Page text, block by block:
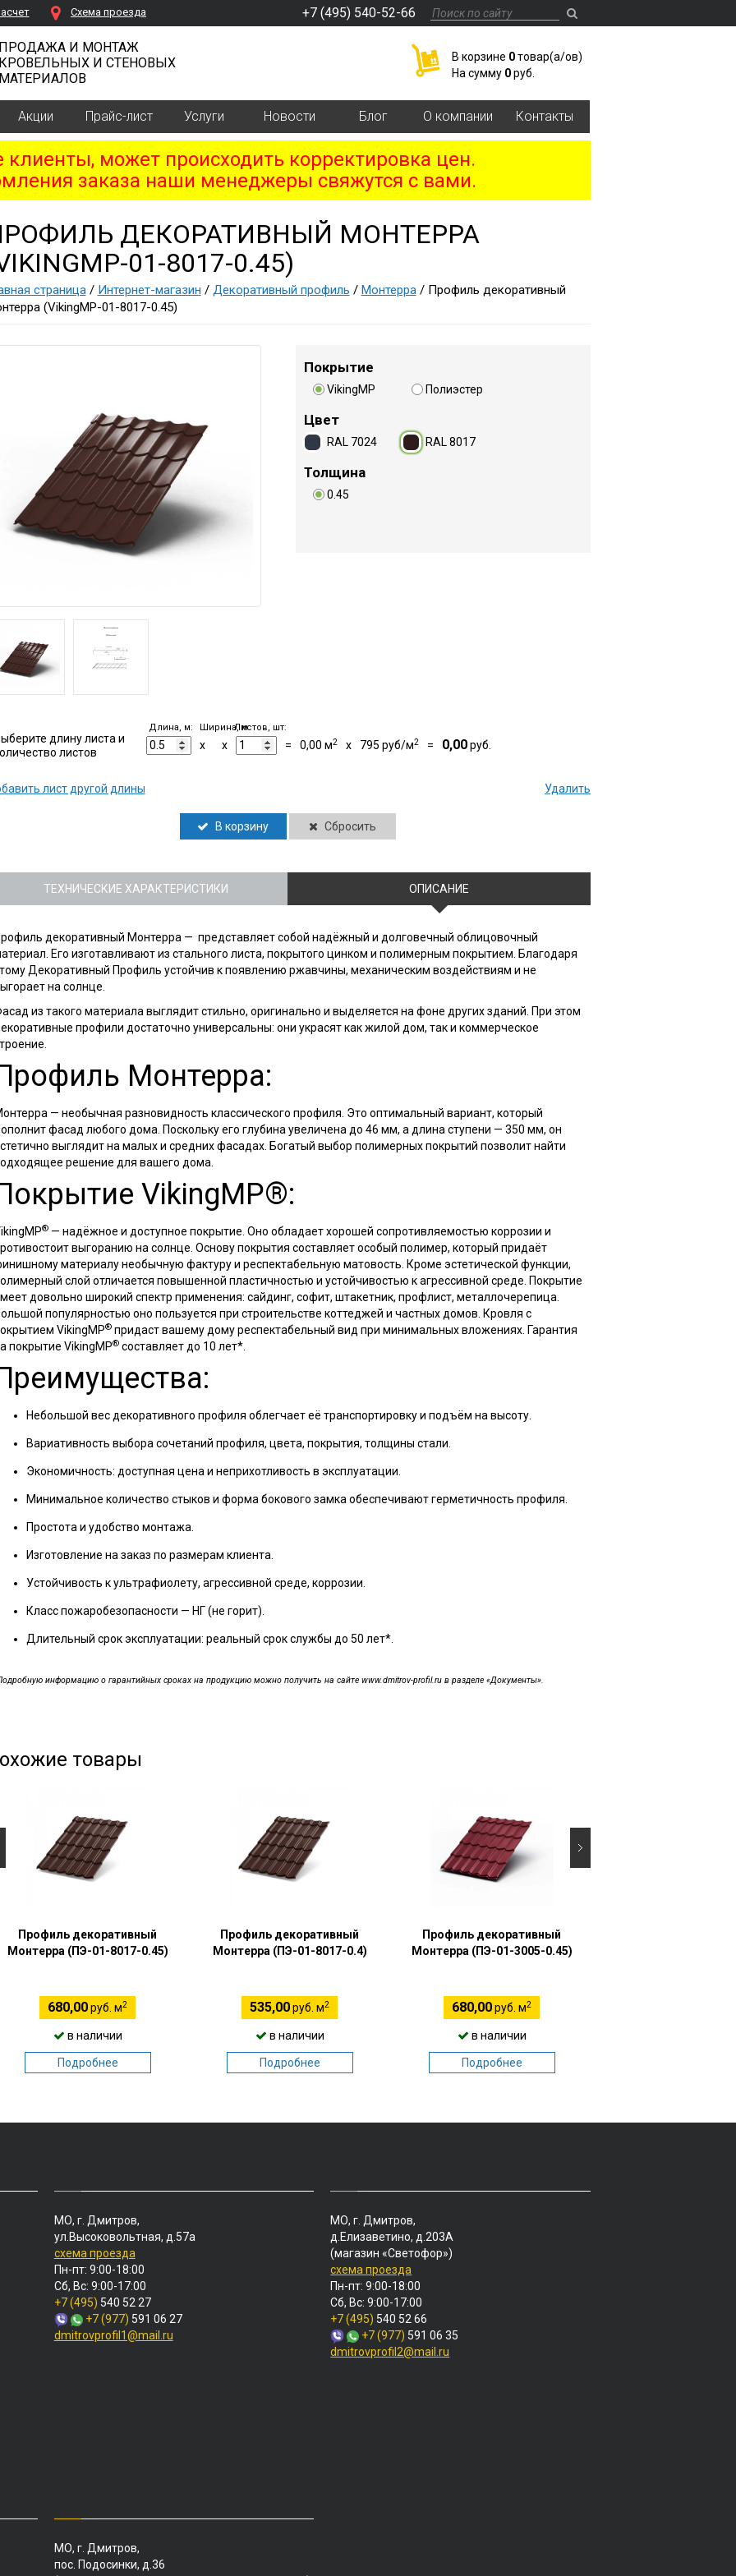
Cхема проезда +7 (495) 540-52-66
И МОНТАЖ
И СТЕНОВЫХ
В корзине 0товар(a/ов)
На сумму 0руб.
Акции Прайс-лист Услуги Новости Блог О компании Контакты
может происходить корректировка цен.
заказа наши менеджеры свяжутся с вами.
ДЕКОРАТИВНЫЙ МОНТЕРРА
01-8017-0.45)
страница/ Интернет-магазин / Декоративный профиль / Монтерра/ Профиль декоративный
(VikingMP-01-8017-0.45)
Покрытие
VikingMP Полиэстер
Цвет
RAL 7024 RAL 8017
Толщина
0.45
длину листа и
листов
Длина, м:
x
Ширина, м:
x
Листов, шт:
= 0,00 м2 x 795 руб/м2 = 0,00руб.
лист другой длины Удалить
В корзину Сбросить
ТЕХНИЧЕСКИЕ ХАРАКТЕРИСТИКИ ОПИСАНИЕ
декоративный Монтерра — представляет собой надёжный и долговечный облицовочный
Его изготавливают из стального листа, покрытого цинком и полимерным покрытием. Благодаря
Декоративный Профиль устойчив к появлению ржавчины, механическим воздействиям и не
на солнце.
из такого материала выглядит стильно, оригинально и выделяется на фоне других зданий. При этом
профили достаточно универсальны: они украсят как жилой дом, так и коммерческое
Монтерра:
— необычная разновидность классического профиля. Это оптимальный вариант, который
фасад любого дома. Поскольку его глубина увеличена до 46 мм, а длина ступени — 350 мм, он
выглядит на малых и средних фасадах. Богатый выбор полимерных покрытий позволит найти
решение для вашего дома.
VikingMP®:
®— надёжное и доступное покрытие. Оно обладает хорошей сопротивляемостью коррозии и
выгоранию на солнце. Основу покрытия составляет особый полимер, который придаёт
материалу необычную фактуру и респектабельную матовость. Кроме эстетической функции,
слой отличается повышенной пластичностью и устойчивостью к агрессивной среде. Покрытие
довольно широкий спектр применения: сайдинг, софит, штакетник, профлист, металлочерепица.
популярностью оно пользуется при строительстве коттеджей и частных домов. Кровля с
VikingMP®придаст вашему дому респектабельный вид при минимальных вложениях. Гарантия
покрытие VikingMP®составляет до 10 лет*.
Небольшой вес декоративного профиля облегчает её транспортировку и подъём на высоту.
Вариативность выбора сочетаний профиля, цвета, покрытия, толщины стали.
Экономичность: доступная цена и неприхотливость в эксплуатации.
Минимальное количество стыков и форма бокового замка обеспечивают герметичность профиля.
Простота и удобство монтажа.
Изготовление на заказ по размерам клиента.
Устойчивость к ультрафиолету, агрессивной среде, коррозии.
Класс пожаробезопасности — НГ (не горит).
Длительный срок эксплуатации: реальный срок службы до 50 лет*.
информацию о гарантийных сроках на продукцию можно получить на сайте www.dmitrov-profil.ru в разделе «Документы».
товары
Профиль декоративный
Монтерра (ПЭ-01-8017-0.45)
680,00руб. м2
в наличии
Подробнее
Профиль декоративный
Монтерра (ПЭ-01-8017-0.4)
535,00руб. м2
в наличии
Подробнее
Профиль декоративный
Монтерра (ПЭ-01-3005-0.45)
680,00руб. м2
в наличии
Подробнее
МО, г. Дмитров,
ул.Высоковольтная, д.57а
схема проезда
Пн-пт: 9:00-18:00
Сб, Вс: 9:00-17:00
+7 (495) 540 52 27
+7 (977) 591 06 27
dmitrovprofil1@mail.ru
МО, г. Дмитров,
д.Елизаветино, д.203А
(магазин «Светофор»)
схема проезда
Пн-пт: 9:00-18:00
Сб, Вс: 9:00-17:00
+7 (495) 540 52 66
+7 (977) 591 06 35
dmitrovprofil2@mail.ru
МО, г. Дмитров,
пос. Подосинки, д.36